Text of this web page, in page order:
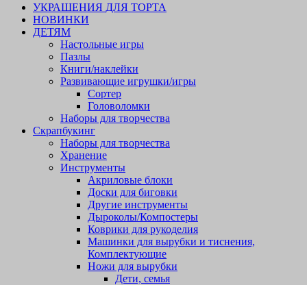
УКРАШЕНИЯ ДЛЯ ТОРТА
НОВИНКИ
ДЕТЯМ
Настольные игры
Пазлы
Книги/наклейки
Развивающие игрушки/игры
Сортер
Головоломки
Наборы для творчества
Скрапбукинг
Наборы для творчества
Хранение
Инструменты
Акриловые блоки
Доски для биговки
Другие инструменты
Дыроколы/Компостеры
Коврики для рукоделия
Машинки для вырубки и тиснения,
Комплектующие
Ножи для вырубки
Дети, семья